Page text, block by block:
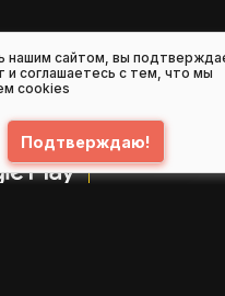
нашим сайтом, вы
и соглашаетесь с тем, что мы
cookies
Подтверждаю!